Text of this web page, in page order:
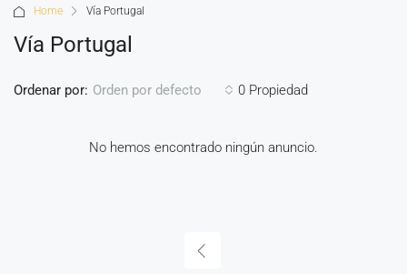
Home Vía Portugal
Vía Portugal
0 Propiedad
Ordenar por: Orden por defecto
No hemos encontrado ningún anuncio.